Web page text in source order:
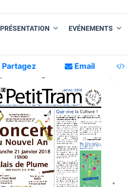
PRÉSENTATION EVÉNEMENTS